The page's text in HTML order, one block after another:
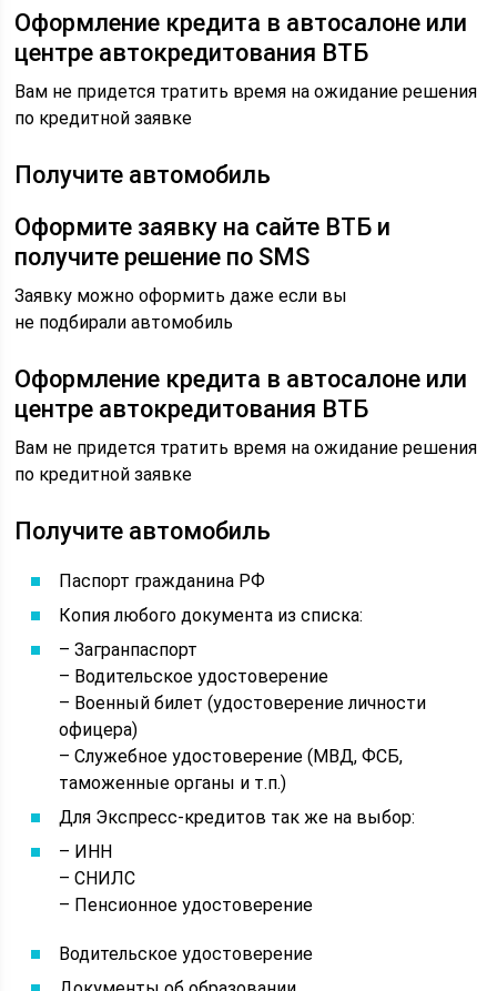
Оформление кредита в автосалоне или
центре автокредитования ВТБ
Вам не придется тратить время на ожидание решения
по кредитной заявке
Получите автомобиль
Оформите заявку на сайте ВТБ и
получите решение по SMS
Заявку можно оформить даже если вы
не подбирали автомобиль
Оформление кредита в автосалоне или
центре автокредитования ВТБ
Вам не придется тратить время на ожидание решения
по кредитной заявке
Получите автомобиль
Паспорт гражданина РФ
Копия любого документа из списка:
– Загранпаспорт
– Водительское удостоверение
– Военный билет (удостоверение личности
офицера)
– Служебное удостоверение (МВД, ФСБ,
таможенные органы и т.п.)
Для Экспресс-кредитов так же на выбор:
– ИНН
– СНИЛС
– Пенсионное удостоверение
Водительское удостоверение